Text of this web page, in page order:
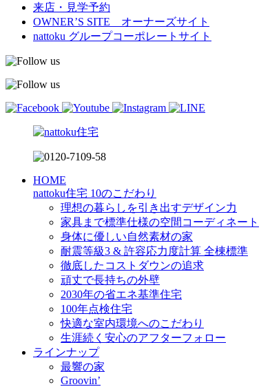
来店・見学予約
OWNER’S SITE オーナーズサイト
nattoku グループコーポレートサイト
HOME
nattoku住宅 10のこだわり
理想の暮らしを引き出すデザイン力
家具まで標準仕様の空間コーディネート
身体に優しい自然素材の家
耐震等級3 & 許容応力度計算 全棟標準
徹底したコストダウンの追求
頑丈で長持ちの外壁
2030年の省エネ基準住宅
100年点検住宅
快適な室内環境へのこだわり
生涯続く安心のアフターフォロー
ラインナップ
最響の家
Groovin’